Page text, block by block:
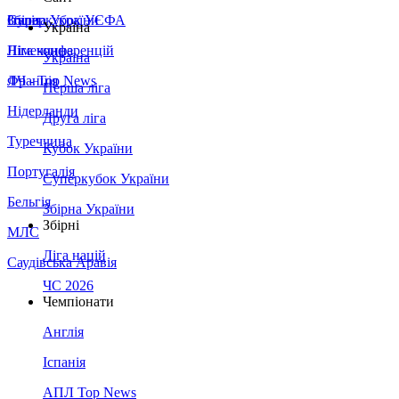
Збірна України
Італія
Німеччина
Франція
Нідерланди
Туреччина
Португалія
Бельгія
МЛС
Саудівська Аравія
Суперкубок УЄФА
Ліга конференцій
ЛЧ - Top News
Україна
Україна
Перша ліга
Друга ліга
Кубок України
Суперкубок України
Збірна України
Збірні
Ліга націй
ЧС 2026
Чемпіонати
Англія
Іспанія
АПЛ Top News